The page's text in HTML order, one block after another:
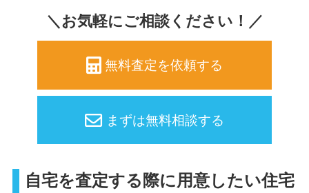
＼お気軽にご相談ください！／
無料査定を依頼する
まずは無料相談する
自宅を査定する際に用意したい住宅